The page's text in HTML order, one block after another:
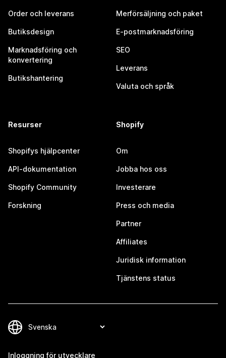
Order och leverans
Butiksdesign
Marknadsföring och
konvertering
Butikshantering
Merförsäljning och paket
E-postmarknadsföring
SEO
Leverans
Valuta och språk
Resurser
Shopifys hjälpcenter
API-dokumentation
Shopify Community
Forskning
Shopify
Om
Jobba hos oss
Investerare
Press och media
Partner
Affiliates
Juridisk information
Tjänstens status
Inloggning för utvecklare